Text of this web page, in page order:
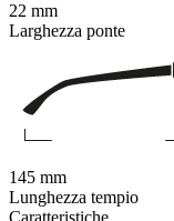
22 mm
Larghezza ponte
145 mm
Lunghezza tempio